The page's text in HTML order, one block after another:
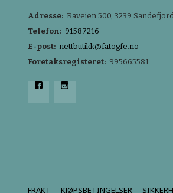
Adresse: Raveien 500, 3239
Telefon: 91587216
E-post: nettbutikk@fatogfe.no
Foretaksregisteret: 995665581
FRAKT KJØPSBETINGELSER